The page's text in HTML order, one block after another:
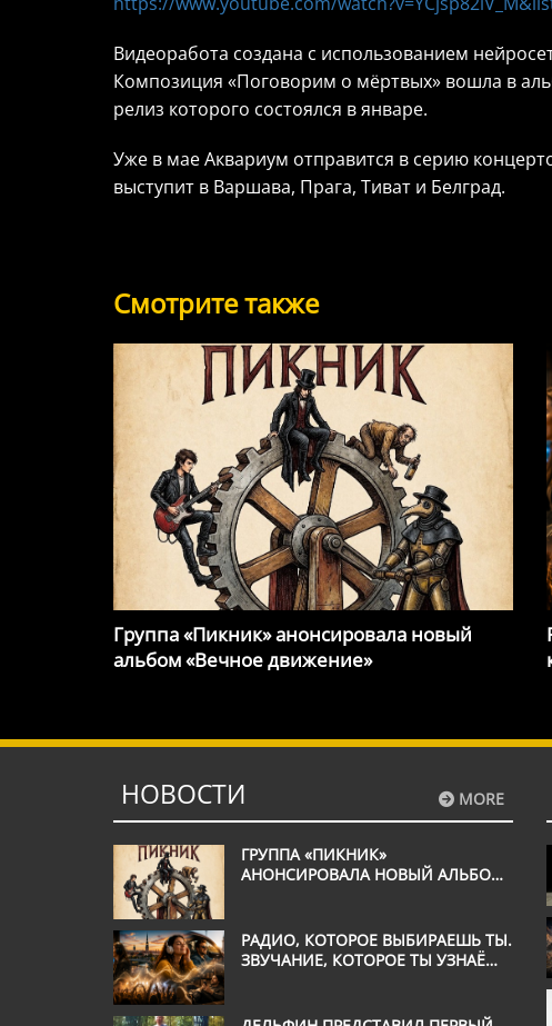
Видеоработа создана с использованием
Композиция «Поговорим о мёртвых» вошла в
релиз которого состоялся в январе.
Уже в мае Аквариум отправится в серию
выступит в Варшава, Прага, Тиват и Белград.
Смотрите также
Группа «Пикник» анонсировала новый
альбом «Вечное движение»
MORE
НОВОСТИ
ГРУППА «ПИКНИК»
АНОНСИРОВАЛА НОВЫЙ АЛЬБОМ
РАДИО, КОТОРОЕ ВЫБИРАЕШЬ ТЫ.
ЗВУЧАНИЕ, КОТОРОЕ ТЫ УЗНАЁШЬ